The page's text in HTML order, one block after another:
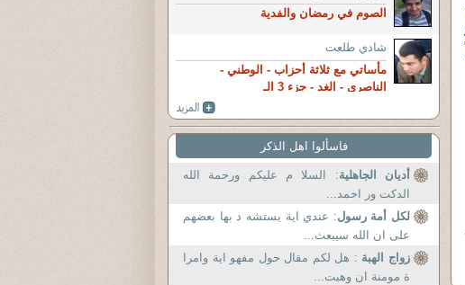
الصوم في رمضان والفدية
شادي طلعت
مأساتي مع ثلاثة أحزاب - الوطني -
الناصري - الغد - جزء 3 الـ
فاسألوا اهل الذكر
أديان الجاهلية: السلا م عليكم ورحمة الله
الدكت ور احمد...
لكل أمة رسول: عندي اية يستشه د بها بعضهم
على ان الله سيبعث...
زواج الهبة : هل لكم مقال حول مفهو اية وامرا
ة مومنة ان وهبت...